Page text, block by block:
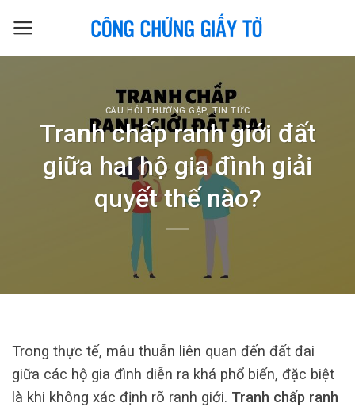
CÂU HỎI THƯỜNG GẶP,TIN TỨC
Tranh chấp ranh giới đất
giữa hai hộ gia đình giải
quyết thế nào?
Trong thực tế, mâu thuẫn liên quan đến đất đai
giữa các hộ gia đình diễn ra khá phổ biến, đặc biệt
là khi không xác định rõ ranh giới. Tranh chấp ranh